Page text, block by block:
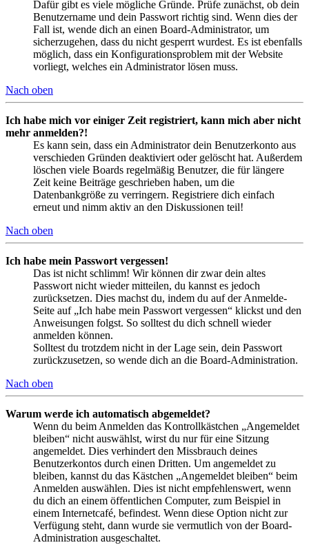
Dafür gibt es viele mögliche Gründe. Prüfe zunächst, ob dein
Benutzername und dein Passwort richtig sind. Wenn dies der
Fall ist, wende dich an einen Board-Administrator, um
sicherzugehen, dass du nicht gesperrt wurdest. Es ist ebenfalls
möglich, dass ein Konfigurationsproblem mit der Website
vorliegt, welches ein Administrator lösen muss.
Nach oben
Ich habe mich vor einiger Zeit registriert, kann mich aber nicht
mehr anmelden?!
Es kann sein, dass ein Administrator dein Benutzerkonto aus
verschieden Gründen deaktiviert oder gelöscht hat. Außerdem
löschen viele Boards regelmäßig Benutzer, die für längere
Zeit keine Beiträge geschrieben haben, um die
Datenbankgröße zu verringern. Registriere dich einfach
erneut und nimm aktiv an den Diskussionen teil!
Nach oben
Ich habe mein Passwort vergessen!
Das ist nicht schlimm! Wir können dir zwar dein altes
Passwort nicht wieder mitteilen, du kannst es jedoch
zurücksetzen. Dies machst du, indem du auf der Anmelde-
Seite auf „Ich habe mein Passwort vergessen“ klickst und den
Anweisungen folgst. So solltest du dich schnell wieder
anmelden können.
Solltest du trotzdem nicht in der Lage sein, dein Passwort
zurückzusetzen, so wende dich an die Board-Administration.
Nach oben
Warum werde ich automatisch abgemeldet?
Wenn du beim Anmelden das Kontrollkästchen „Angemeldet
bleiben“ nicht auswählst, wirst du nur für eine Sitzung
angemeldet. Dies verhindert den Missbrauch deines
Benutzerkontos durch einen Dritten. Um angemeldet zu
bleiben, kannst du das Kästchen „Angemeldet bleiben“ beim
Anmelden auswählen. Dies ist nicht empfehlenswert, wenn
du dich an einem öffentlichen Computer, zum Beispiel in
einem Internetcafé, befindest. Wenn diese Option nicht zur
Verfügung steht, dann wurde sie vermutlich von der Board-
Administration ausgeschaltet.